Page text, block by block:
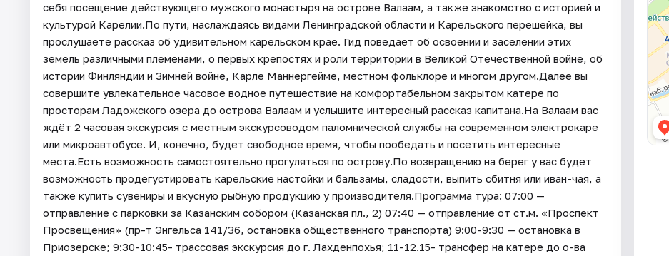
себя посещение действующего мужского монастыря на острове Валаам, а также знакомство с историей и
культурой Карелии.По пути, наслаждаясь видами Ленинградской области и Карельского перешейка, вы
прослушаете рассказ об удивительном карельском крае. Гид поведает об освоении и заселении этих
земель различными племенами, о первых крепостях и роли территории в Великой Отечественной войне, об
истории Финляндии и Зимней войне, Карле Маннергейме, местном фольклоре и многом другом.Далее вы
совершите увлекательное часовое водное путешествие на комфортабельном закрытом катере по
просторам Ладожского озера до острова Валаам и услышите интересный рассказ капитана.На Валаам вас
ждёт 2 часовая экскурсия с местным экскурсоводом паломнической службы на современном электрокаре
или микроавтобусе. И, конечно, будет свободное время, чтобы пообедать и посетить интересные
места.Есть возможность самостоятельно прогуляться по острову.По возвращению на берег у вас будет
возможность продегустировать карельские настойки и бальзамы, сладости, выпить сбитня или иван-чая, а
также купить сувениры и вкусную рыбную продукцию у производителя.Программа тура: 07:00 —
отправление с парковки за Казанским собором (Казанская пл., 2) 07:40 — отправление от ст.м. «Проспект
Просвещения» (пр-т Энгельса 141/36, остановка общественного транспорта) 9:00-9:30 — остановка в
Приозерске; 9:30-10:45- трассовая экскурсия до г. Лахденпохья; 11-12.15- трансфер на катере до о-ва